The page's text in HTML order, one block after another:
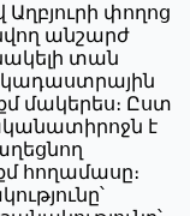
փողոց
անշարժ
տան
կադաստրային
մակերես։ Ըստ
է
հողամասը։